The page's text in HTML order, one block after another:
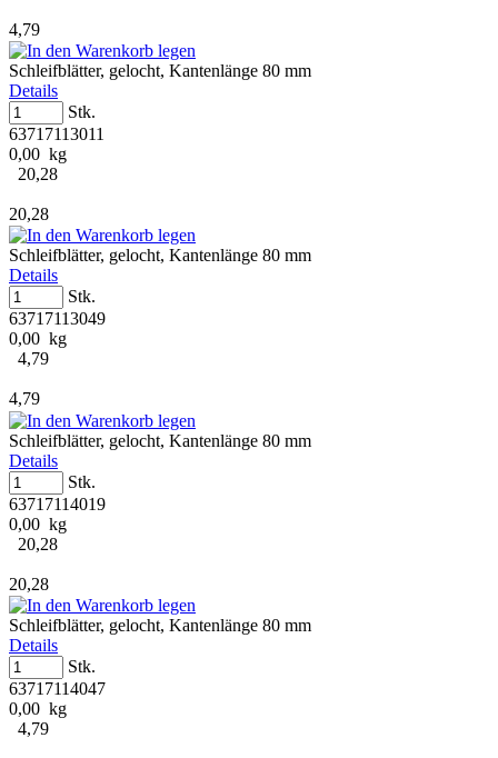
4,79
Schleifblätter, gelocht, Kantenlänge 80 mm
Details
Stk.
63717113011
0,00 kg
20,28
20,28
Schleifblätter, gelocht, Kantenlänge 80 mm
Details
Stk.
63717113049
0,00 kg
4,79
4,79
Schleifblätter, gelocht, Kantenlänge 80 mm
Details
Stk.
63717114019
0,00 kg
20,28
20,28
Schleifblätter, gelocht, Kantenlänge 80 mm
Details
Stk.
63717114047
0,00 kg
4,79